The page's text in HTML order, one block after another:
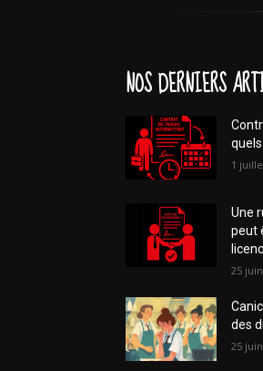
NOS DERNIERS
1
Une
peut
25
des
25